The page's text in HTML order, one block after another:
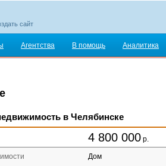
сайт
Агентства В помощь Аналитика
в Челябинске
4 800 000 р.
Дом